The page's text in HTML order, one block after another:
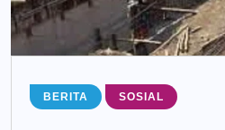
BERITA SOSIAL